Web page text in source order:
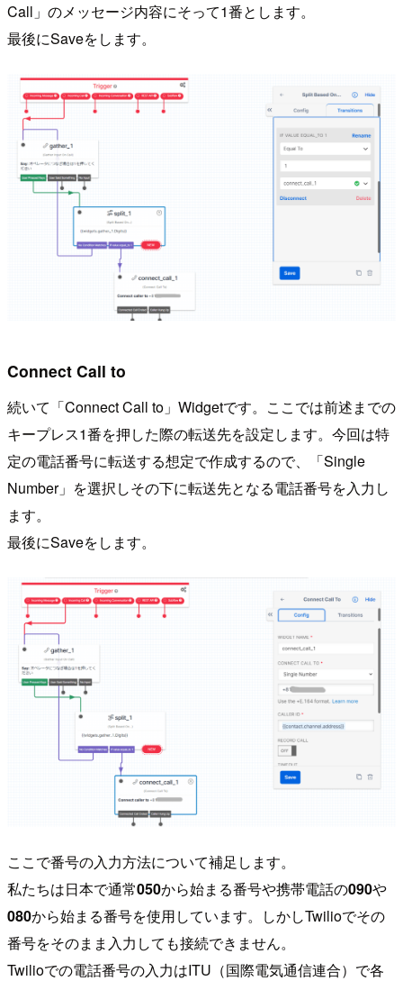
Call」のメッセージ内容にそって1番とします。
最後にSaveをします。
Connect Call to
続いて「Connect Call to」Widgetです。ここでは前述までの
キープレス1番を押した際の転送先を設定します。今回は特
定の電話番号に転送する想定で作成するので、「Single
Number」を選択しその下に転送先となる電話番号を入力し
ます。
最後にSaveをします。
ここで番号の入力方法について補足します。
私たちは日本で通常050から始まる番号や携帯電話の090や
080から始まる番号を使用しています。しかしTwilioでその
番号をそのまま入力しても接続できません。
Twilioでの電話番号の入力はITU（国際電気通信連合）で各